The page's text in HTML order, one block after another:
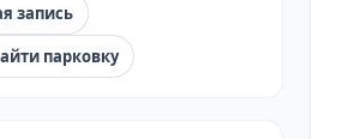
запись
парковку